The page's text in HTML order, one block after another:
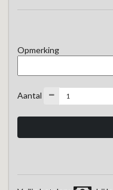
Opmerking
Aantal